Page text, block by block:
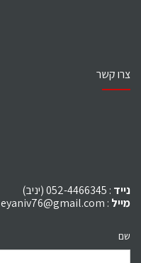
צרו קשר
נייד : 052-4466345 (יניב)
מייל :
eyaniv76@gmail.com
שם